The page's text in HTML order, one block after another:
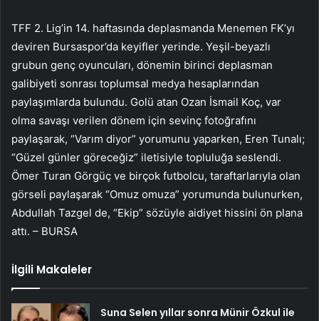
TFF 2. Lig’in 14. haftasında deplasmanda Menemen FK’yı
deviren Bursaspor’da keyifler yerinde. Yeşil-beyazlı
grubun genç oyuncuları, dönemin birinci deplasman
galibiyeti sonrası toplumsal medya hesaplarından
paylaşımlarda bulundu. Golü atan Ozan İsmail Koç, var
olma savaşı verilen dönem için sevinç fotoğrafını
paylaşarak, “Varım diyor” yorumunu yaparken, Eren Tunalı;
“Güzel günler göreceğiz” iletisiyle topluluğa seslendi.
Ömer Turan Görgüç ve birçok futbolcu, taraftarlarıyla olan
görseli paylaşarak “Omuz omuza” yorumunda bulunurken,
Abdullah Tazgel de, “Ekip” sözüyle aidiyet hissini ön plana
attı. – BURSA
İlgili Makaleler
Suna Selen yıllar sonra Münir Özkul ile